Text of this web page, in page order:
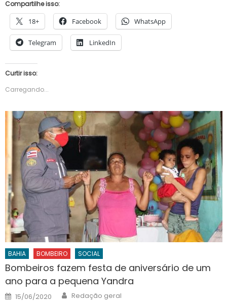
Compartilhe isso:
18+ Facebook WhatsApp
Telegram LinkedIn
Curtir isso:
Carregando...
BAHIA BOMBEIRO SOCIAL
Bombeiros fazem festa de aniversário de um
ano para a pequena Yandra
Posted
15/06/2020 Author
Redação geral